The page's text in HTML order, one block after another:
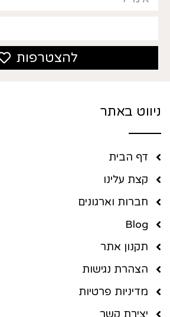
להצטרפות
ניווט באתר
דף הבית
קצת עלינו
חברות וארגונים
Blog
תקנון אתר
הצהרת נגישות
מדיניות פרטיות
יצירת קשר